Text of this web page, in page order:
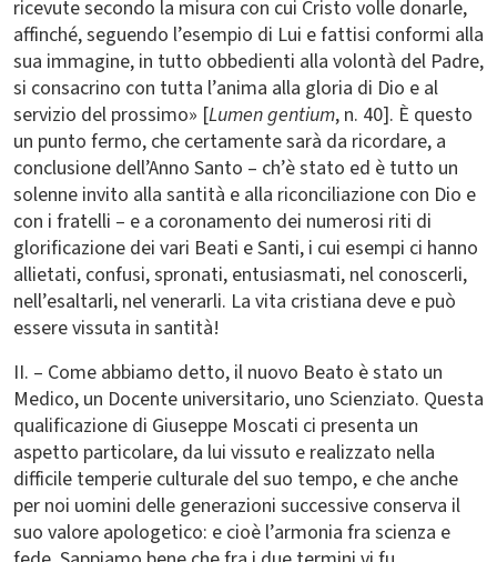
ricevute secondo la misura con cui Cristo volle donarle,
affinché, seguendo l’esempio di Lui e fattisi conformi alla
sua immagine, in tutto obbedienti alla volontà del Padre,
si consacrino con tutta l’anima alla gloria di Dio e al
servizio del prossimo» [Lumen gentium, n. 40]. È questo
un punto fermo, che certamente sarà da ricordare, a
conclusione dell’Anno Santo – ch’è stato ed è tutto un
solenne invito alla santità e alla riconciliazione con Dio e
con i fratelli – e a coronamento dei numerosi riti di
glorificazione dei vari Beati e Santi, i cui esempi ci hanno
allietati, confusi, spronati, entusiasmati, nel conoscerli,
nell’esaltarli, nel venerarli. La vita cristiana deve e può
essere vissuta in santità!
II. – Come abbiamo detto, il nuovo Beato è stato un
Medico, un Docente universitario, uno Scienziato. Questa
qualificazione di Giuseppe Moscati ci presenta un
aspetto particolare, da lui vissuto e realizzato nella
difficile temperie culturale del suo tempo, e che anche
per noi uomini delle generazioni successive conserva il
suo valore apologetico: e cioè l’armonia fra scienza e